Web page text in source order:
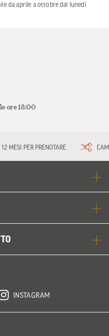
da aprile a ottobre dal lunedì
ore 18:00
12 MESI PER PRENOTARE
INSTAGRAM